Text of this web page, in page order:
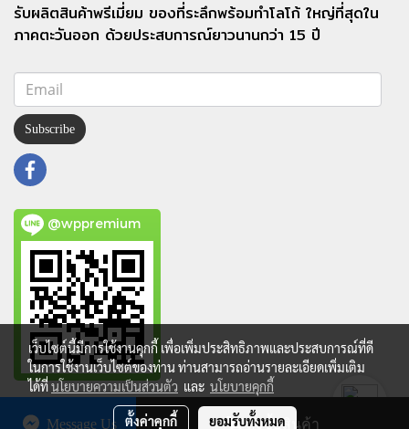
สั่งซื้อสินค้า
Message Us
รับผลิตสินค้าพรีเมี่ยม ของที่ระลึกพร้อมทำโลโก้ ใหญ่ที่สุดใน
ภาคตะวันออก ด้วยประสบการณ์ยาวนานกว่า 15 ปี
Subscribe
@wppremium
Copy right by makewebeasy.com
เว็บไซต์นี้มีการใช้งานคุกกี้ เพื่อเพิ่มประสิทธิภาพและประสบการณ์ที่ดี
ในการใช้งานเว็บไซต์ของท่าน ท่านสามารถอ่านรายละเอียดเพิ่มเติม
ได้ที่นโยบายความเป็นส่วนตัว และ นโยบายคุกกี้
ตั้งค่าคุกกี้ ยอมรับทั้งหมด